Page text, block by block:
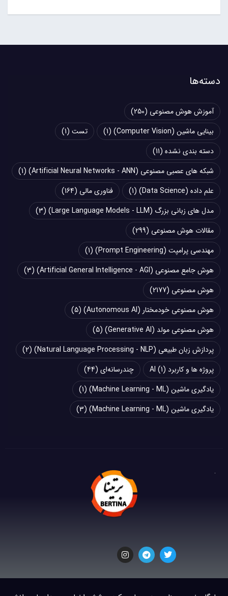
دسته‌ها
آموزش هوش مصنوعی (250)
بینایی ماشین (Computer Vision)
(1) تست (1)
دسته بندی نشده (11)
شبکه های عصبی مصنوعی (Artificial Neural Networks - ANN)
(1)
علم داده (Data Science)
(1) فناوری مالی (164)
مدل های زبانی بزرگ (Large Language Models - LLM)
(3)
مقالات هوش مصنوعی (299)
مهندسی پرامپت (Prompt Engineering)
(1)
هوش جامع مصنوعی (Artificial General Intelligence - AGI)
(3)
هوش مصنوعی (2177)
هوش مصنوعی خودمختار (Autonomous AI)
(5)
هوش مصنوعی مولد (Generative AI)
(5)
پردازش زبان طبیعی (Natural Language Processing - NLP)
(2)
پروژه ها و کاربرد AI (1) چند‌‌رسانه‌ای (44)
یادگیری ماشین (Machine Learning - ML)
(1)
یادگیری ماشین (Machine Learning - ML)
(3)